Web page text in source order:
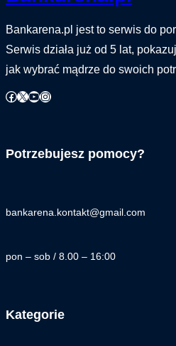
Bankarena.pl jest to serwis do
Serwis działa już od 5 lat,
jak wybrać mądrze do swoich
Facebook X YouTube Instagram
Potrzebujesz pomocy?
bankarena.kontakt@gmail.com
pon – sob / 8.00 – 16:00
Kategorie